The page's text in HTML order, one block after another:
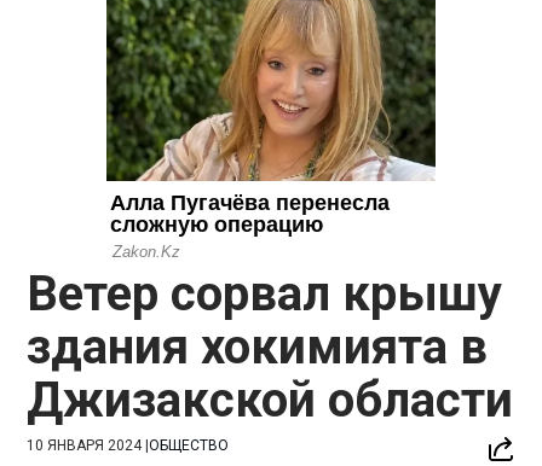
Ветер сорвал крышу
здания хокимията в
Джизакской области
10 ЯНВАРЯ 2024|ОБЩЕСТВО